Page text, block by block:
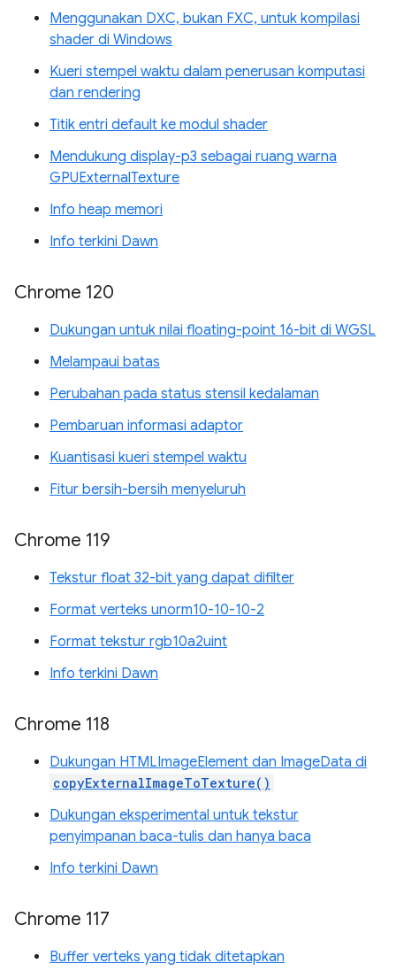
Menggunakan DXC, bukan FXC, untuk kompilasi
shader di Windows
Kueri stempel waktu dalam penerusan komputasi
dan rendering
Titik entri default ke modul shader
Mendukung display-p3 sebagai ruang warna
GPUExternalTexture
Info heap memori
Info terkini Dawn
Chrome 120
Dukungan untuk nilai floating-point 16-bit di WGSL
Melampaui batas
Perubahan pada status stensil kedalaman
Pembaruan informasi adaptor
Kuantisasi kueri stempel waktu
Fitur bersih-bersih menyeluruh
Chrome 119
Tekstur float 32-bit yang dapat difilter
Format verteks unorm10-10-10-2
Format tekstur rgb10a2uint
Info terkini Dawn
Chrome 118
Dukungan HTMLImageElement dan ImageData di
copyExternalImageToTexture()
Dukungan eksperimental untuk tekstur
penyimpanan baca-tulis dan hanya baca
Info terkini Dawn
Chrome 117
Buffer verteks yang tidak ditetapkan